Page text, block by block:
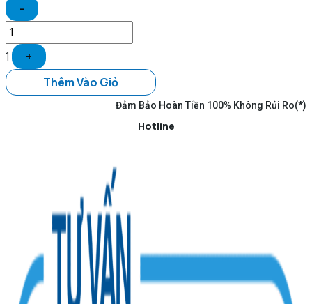
-
1
+
Thêm Vào Giỏ
Đảm Bảo Hoàn Tiền 100% Không Rủi Ro(*)
Hotline